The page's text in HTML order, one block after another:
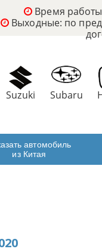
Время
Выходные: по
Suzuki Subaru
автомобиль
из Китая